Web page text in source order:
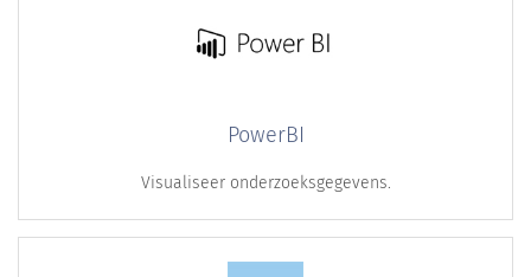
PowerBI
Visualiseer onderzoeksgegevens.